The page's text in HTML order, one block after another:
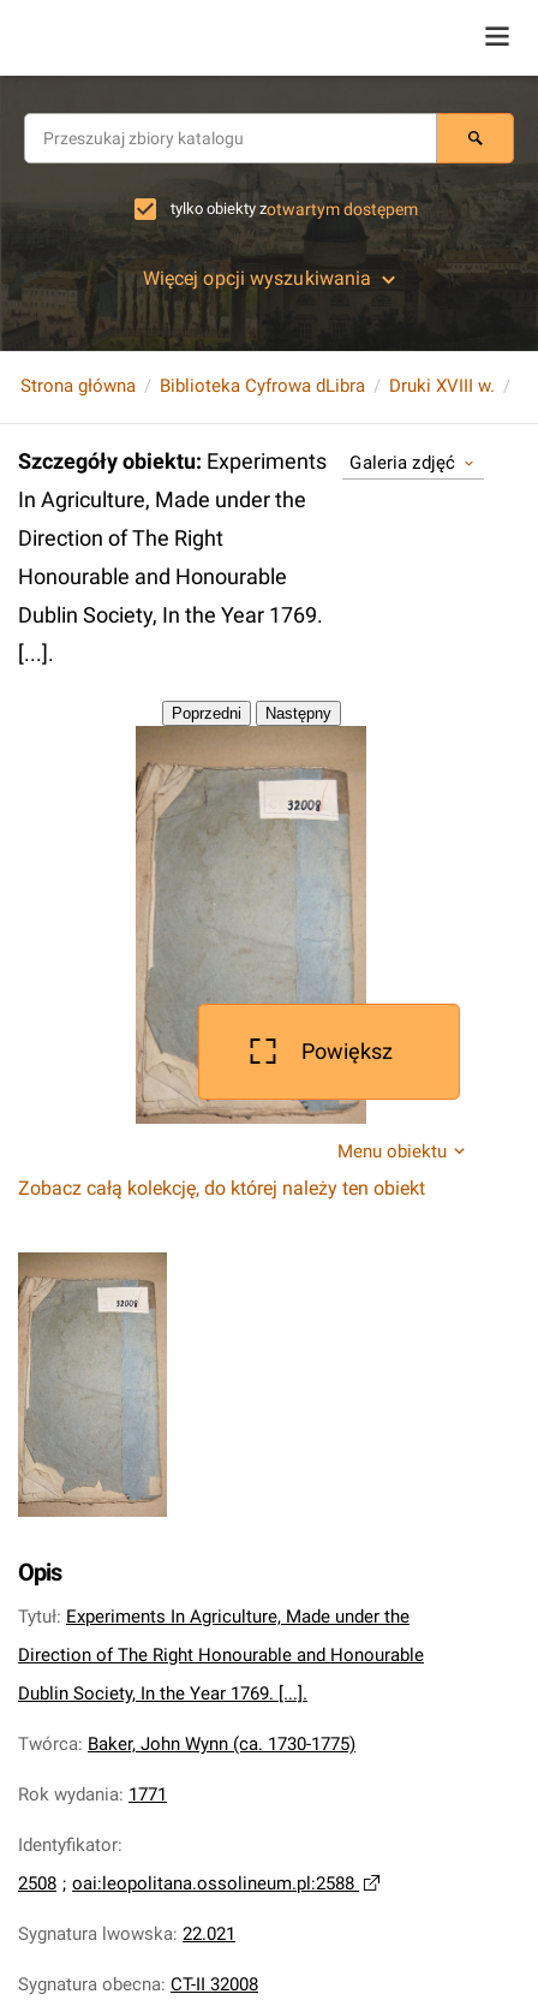
tylko obiekty zotwartym dostępem
Więcej opcji wyszukiwania
Strona główna Biblioteka Cyfrowa dLibra Druki XVIII w.
Szczegóły obiektu: Experiments
In Agriculture, Made under the
Direction of The Right
Honourable and Honourable
Dublin Society, In the Year 1769.
[...].
Galeria zdjęć
Powiększ
Menu obiektu
Zobacz całą kolekcję, do której należy ten obiekt
Opis
Tytuł: Experiments In Agriculture, Made under the
Direction of The Right Honourable and Honourable
Dublin Society, In the Year 1769. [...].
Twórca: Baker, John Wynn (ca. 1730-1775)
Rok wydania: 1771
Identyfikator:
2508 ; oai:leopolitana.ossolineum.pl:2588
Sygnatura lwowska: 22.021
Sygnatura obecna: CT-II 32008